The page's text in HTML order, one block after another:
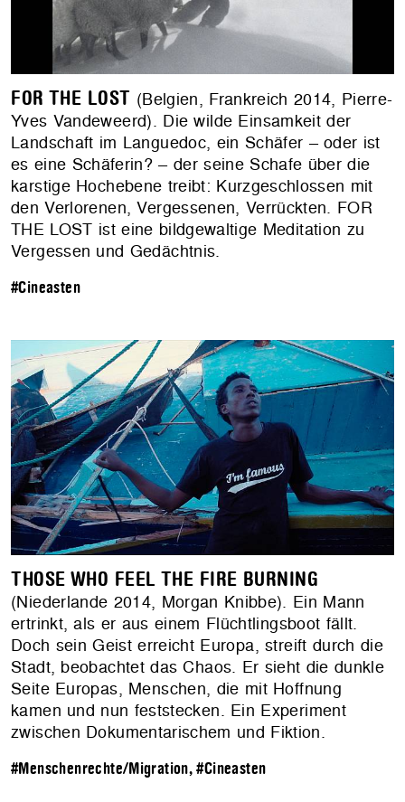
FOR THE LOST (Belgien, Frankreich 2014, Pierre-
Yves Vandeweerd). Die wilde Einsamkeit der
Landschaft im Languedoc, ein Schäfer – oder ist
es eine Schäferin? – der seine Schafe über die
karstige Hochebene treibt: Kurzgeschlossen mit
den Verlorenen, Vergessenen, Verrückten. FOR
THE LOST ist eine bildgewaltige Meditation zu
Vergessen und Gedächtnis.
#Cineasten
THOSE WHO FEEL THE FIRE BURNING
(Niederlande 2014, Morgan Knibbe). Ein Mann
ertrinkt, als er aus einem Flüchtlingsboot fällt.
Doch sein Geist erreicht Europa, streift durch die
Stadt, beobachtet das Chaos. Er sieht die dunkle
Seite Europas, Menschen, die mit Hoffnung
kamen und nun feststecken. Ein Experiment
zwischen Dokumentarischem und Fiktion.
#Menschenrechte/Migration,#Cineasten